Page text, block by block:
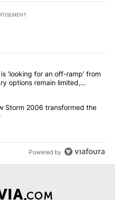
commented articles in the last
top general is ‘looking for an
‘looking for an off-ramp’ from
options remain limited,
Legacy: How Storm 2006
Storm 2006 transformed the
Powered by